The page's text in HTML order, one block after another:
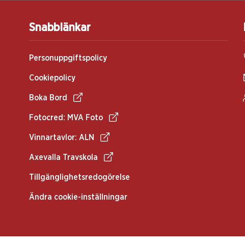
Snabblänkar
Personuppgiftspolicy
Cookiepolicy
Boka Bord
Fotocred: MVA Foto
Vinnartavlor: ALN
Axevalla Travskola
Tillgänglighetsredogörelse
Ändra cookie-inställningar